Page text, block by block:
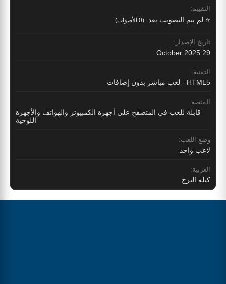
التقييم:
⭐ لم يتم التصويت بعد. (0 الأصوات)
تاريخ الإصدار:
29 October 2025
التقنية:
HTML5 - لعب مباشر بدون إضافات
المنصة:
قابلة للعب في المتصفح على أجهزة الكمبيوتر والهواتف والأجهزة
اللوحية
وضع اللعب:
لاعب واحد
العربية:
كتلة البرج